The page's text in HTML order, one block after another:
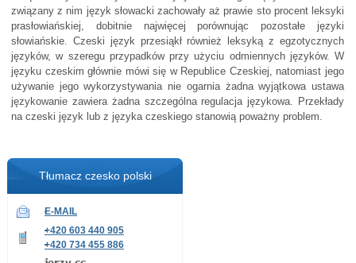
związany z nim język słowacki zachowały aż prawie sto procent leksyki
prasłowiańskiej, dobitnie najwięcej porównując pozostałe języki
słowiańskie. Czeski język przesiąkł również leksyką z egzotycznych
języków, w szeregu przypadków przy użyciu odmiennych języków. W
języku czeskim głównie mówi się w Republice Czeskiej, natomiast jego
używanie jego wykorzystywania nie ogarnia żadna wyjątkowa ustawa
językowanie zawiera żadna szczególna regulacja językowa. Przekłady
na czeski język lub z języka czeskiego stanowią poważny problem.
Tłumacz czesko polski
E-MAIL
+420 603 440 905
+420 734 455 886